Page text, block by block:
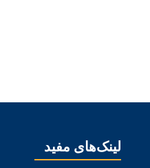
لینک‌های مفید